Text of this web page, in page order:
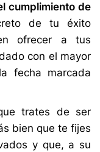
cumplimiento de
de tu éxito
ofrecer a tus
con el mayor
fecha marcada
trates de ser
bien que te fijes
y que, a su